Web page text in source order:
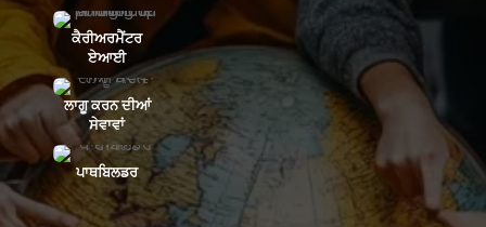
ਕੈਰੀਅਰਮੈਂਟਰ
ਏਆਈ
ਲਾਗੂ ਕਰਨ ਦੀਆਂ
ਸੇਵਾਵਾਂ
ਪਾਥਬਿਲਡਰ